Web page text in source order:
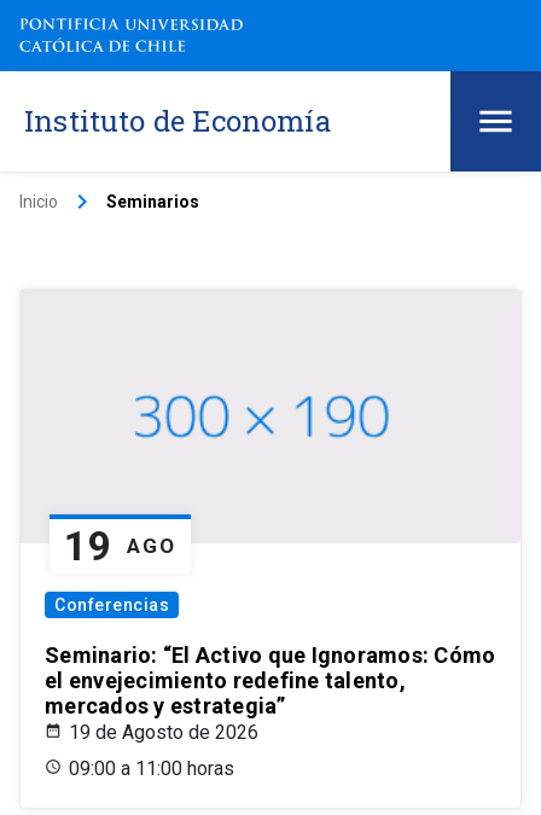
Instituto de Economía
Inicio keyboard_arrow_right Seminarios
19 AGO
Conferencias
Seminario: “El Activo que Ignoramos: Cómo
el envejecimiento redefine talento,
mercados y estrategia”
19 de Agosto de 2026
09:00 a 11:00 horas